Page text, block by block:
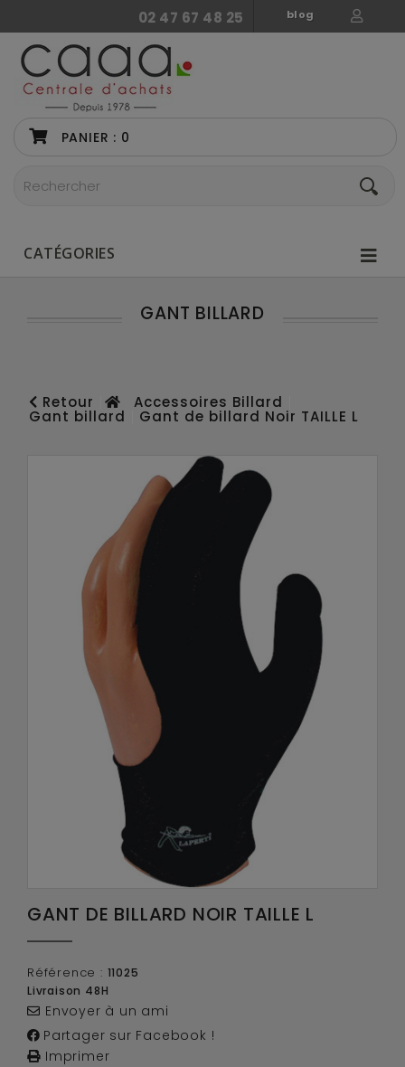
blog
02 47 67 48 25
PANIER : 0
CATÉGORIES
GANT BILLARD
Retour Accessoires Billard
Gant billard Gant de billard Noir TAILLE L
GANT DE BILLARD NOIR TAILLE L
Référence : 11025
Livraison 48H
Envoyer à un ami
Partager sur Facebook !
Imprimer